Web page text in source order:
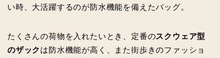
い時、大活躍するのが防水機能を備えたバッグ。
たくさんの荷物を入れたいとき、定番のスクウェア型
のザック は防水機能が高く、また街歩きのファッショ